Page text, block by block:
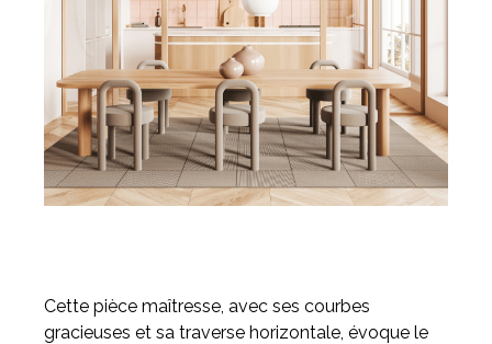
Cette pièce maîtresse, avec ses courbes
gracieuses et sa traverse horizontale, évoque le